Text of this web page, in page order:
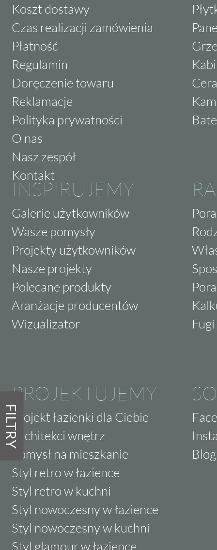
FILTRY
Koszt dostawy
Czas realizacji zamówienia
Płatność
Regulamin
Doręczenie towaru
Reklamacje
Polityka prywatności
O nas
Nasz zespół
Kontakt
INSPIRUJEMY
Galerie użytkowników
Wasze pomysły
Projekty użytkowników
Nasze projekty
Polecane produkty
Aranżacje producentów
Wizualizator
PROJEKTUJEMY
Projekt łazienki dla Ciebie
Architekci wnętrz
Pomysł na mieszkanie
Styl retro w łazience
Styl retro w kuchni
Styl nowoczesny w łazience
Styl nowoczesny w kuchni
Styl glamour w łazience
Blog